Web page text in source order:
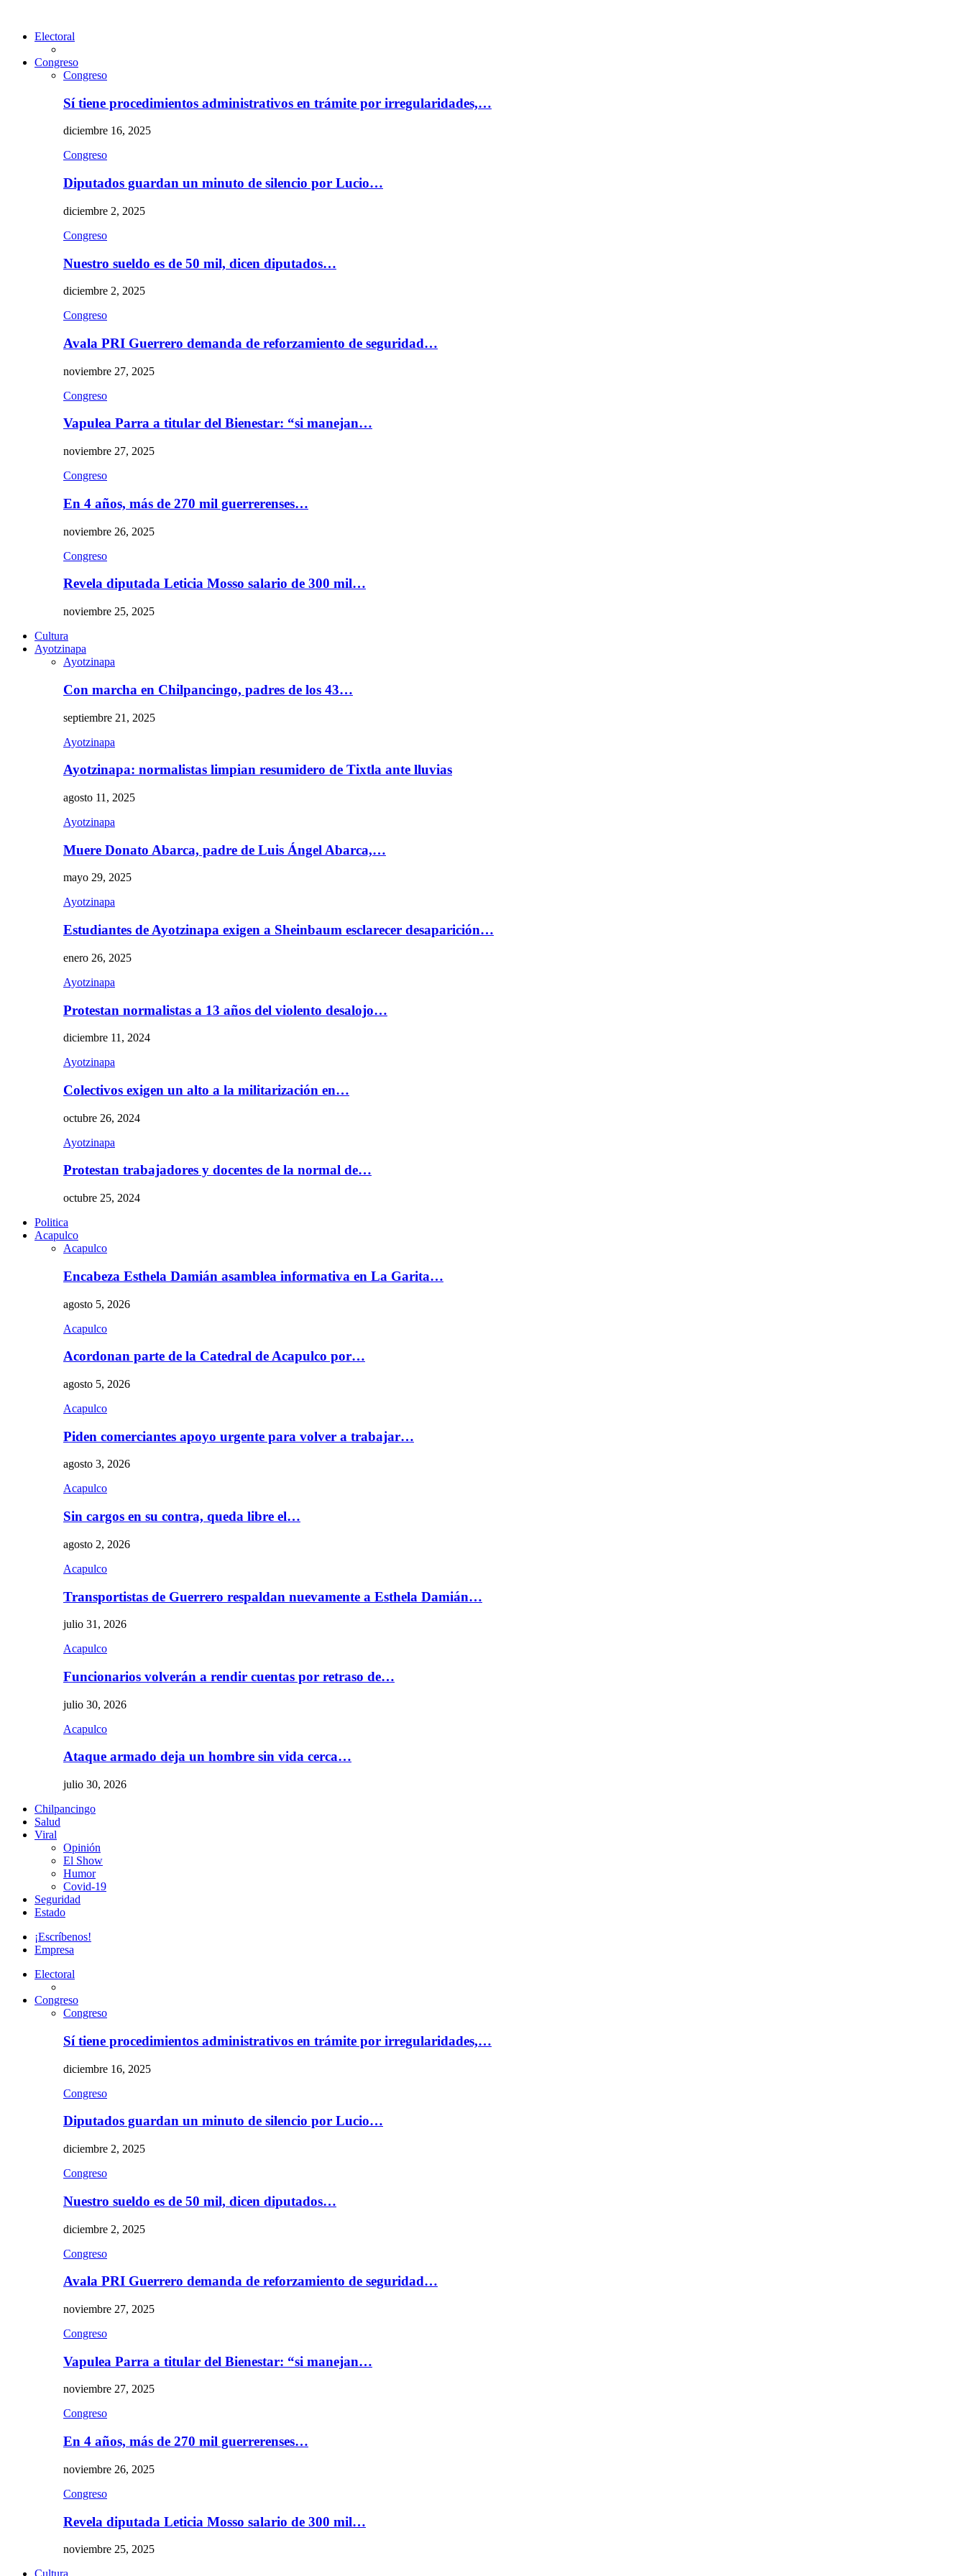
Electoral
Congreso
Congreso
Sí tiene procedimientos administrativos en trámite por irregularidades,…
diciembre 16, 2025
Congreso
Diputados guardan un minuto de silencio por Lucio…
diciembre 2, 2025
Congreso
Nuestro sueldo es de 50 mil, dicen diputados…
diciembre 2, 2025
Congreso
Avala PRI Guerrero demanda de reforzamiento de seguridad…
noviembre 27, 2025
Congreso
Vapulea Parra a titular del Bienestar: “si manejan…
noviembre 27, 2025
Congreso
En 4 años, más de 270 mil guerrerenses…
noviembre 26, 2025
Congreso
Revela diputada Leticia Mosso salario de 300 mil…
noviembre 25, 2025
Cultura
Ayotzinapa
Ayotzinapa
Con marcha en Chilpancingo, padres de los 43…
septiembre 21, 2025
Ayotzinapa
Ayotzinapa: normalistas limpian resumidero de Tixtla ante lluvias
agosto 11, 2025
Ayotzinapa
Muere Donato Abarca, padre de Luis Ángel Abarca,…
mayo 29, 2025
Ayotzinapa
Estudiantes de Ayotzinapa exigen a Sheinbaum esclarecer desaparición…
enero 26, 2025
Ayotzinapa
Protestan normalistas a 13 años del violento desalojo…
diciembre 11, 2024
Ayotzinapa
Colectivos exigen un alto a la militarización en…
octubre 26, 2024
Ayotzinapa
Protestan trabajadores y docentes de la normal de…
octubre 25, 2024
Politica
Acapulco
Acapulco
Encabeza Esthela Damián asamblea informativa en La Garita…
agosto 5, 2026
Acapulco
Acordonan parte de la Catedral de Acapulco por…
agosto 5, 2026
Acapulco
Piden comerciantes apoyo urgente para volver a trabajar…
agosto 3, 2026
Acapulco
Sin cargos en su contra, queda libre el…
agosto 2, 2026
Acapulco
Transportistas de Guerrero respaldan nuevamente a Esthela Damián…
julio 31, 2026
Acapulco
Funcionarios volverán a rendir cuentas por retraso de…
julio 30, 2026
Acapulco
Ataque armado deja un hombre sin vida cerca…
julio 30, 2026
Chilpancingo
Salud
Viral
Opinión
El Show
Humor
Covid-19
Seguridad
Estado
¡Escríbenos!
Empresa
Electoral
Congreso
Congreso
Sí tiene procedimientos administrativos en trámite por irregularidades,…
diciembre 16, 2025
Congreso
Diputados guardan un minuto de silencio por Lucio…
diciembre 2, 2025
Congreso
Nuestro sueldo es de 50 mil, dicen diputados…
diciembre 2, 2025
Congreso
Avala PRI Guerrero demanda de reforzamiento de seguridad…
noviembre 27, 2025
Congreso
Vapulea Parra a titular del Bienestar: “si manejan…
noviembre 27, 2025
Congreso
En 4 años, más de 270 mil guerrerenses…
noviembre 26, 2025
Congreso
Revela diputada Leticia Mosso salario de 300 mil…
noviembre 25, 2025